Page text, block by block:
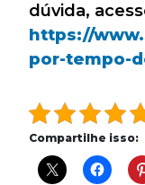
dúvida,
https://
por-tempo-
Compartilhe isso: